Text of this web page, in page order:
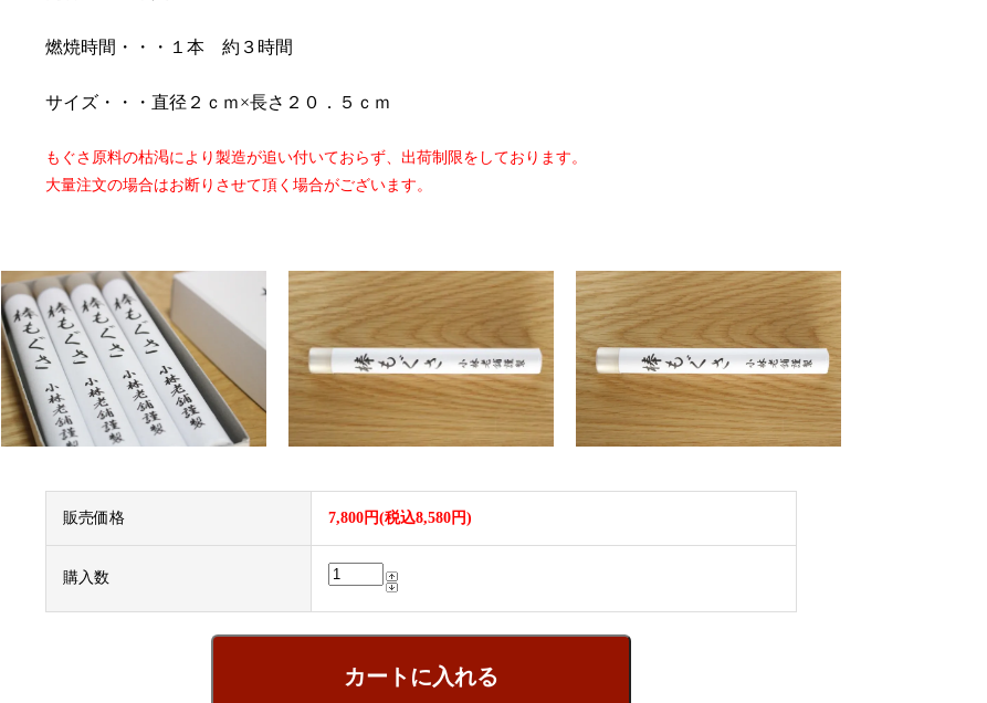
燃焼時間・・・１本 約３時間
サイズ・・・直径２ｃｍ×長さ２０．５ｃｍ
もぐさ原料の枯渇により製造が追い付いておらず、出荷制限をしております。
大量注文の場合はお断りさせて頂く場合がございます。
販売価格 7,800円(税込8,580円)
購入数